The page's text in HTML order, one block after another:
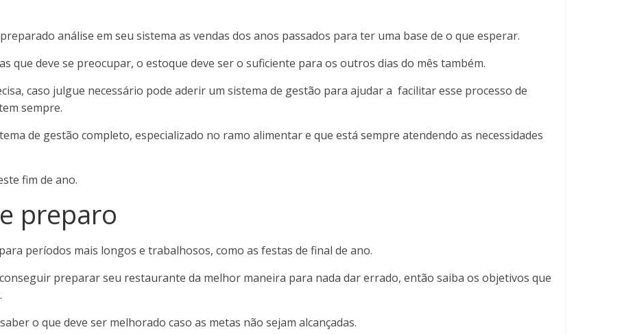
análise em seu sistema as vendas dos anos passados para ter uma base de o que esperar.
que deve se preocupar, o estoque deve ser o suficiente para os outros dias do mês também.
caso julgue necessário pode aderir um sistema de gestão para ajudar a facilitar esse processo de
sempre.
de gestão completo, especializado no ramo alimentar e que está sempre atendendo as necessidades
fim de ano.
preparo
períodos mais longos e trabalhosos, como as festas de final de ano.
preparar seu restaurante da melhor maneira para nada dar errado, então saiba os objetivos que
o que deve ser melhorado caso as metas não sejam alcançadas.